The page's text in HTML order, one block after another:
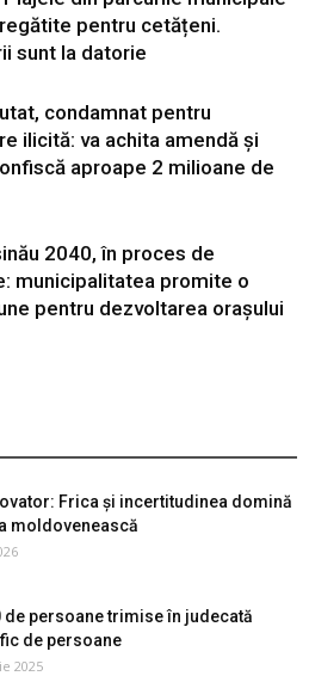
pentru cetățeni.
sunt la datorie
condamnat pentru
ilicită: va achita amendă și
aproape 2 milioane de
2040, în proces de
municipalitatea promite o
pentru dezvoltarea orașului
Frica și incertitudinea domină
moldovenească
de persoane trimise în judecată
de persoane
2025